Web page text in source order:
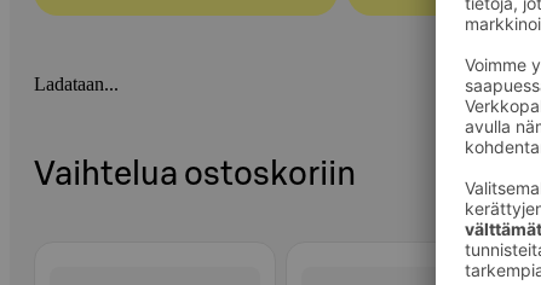
Ladataan...
Vaihtelua ostoskoriin